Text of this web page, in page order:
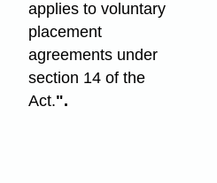
applies to voluntary
placement
agreements under
section 14 of the
Act.".